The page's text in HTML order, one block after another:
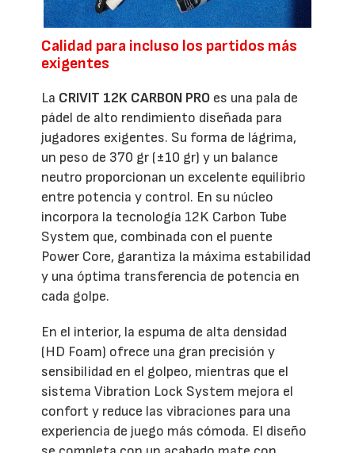
Calidad para incluso los partidos más
exigentes
La CRIVIT 12K CARBON PRO es una pala de
pádel de alto rendimiento diseñada para
jugadores exigentes. Su forma de lágrima,
un peso de 370 gr (±10 gr) y un balance
neutro proporcionan un excelente equilibrio
entre potencia y control. En su núcleo
incorpora la tecnología 12K Carbon Tube
System que, combinada con el puente
Power Core, garantiza la máxima estabilidad
y una óptima transferencia de potencia en
cada golpe.
En el interior, la espuma de alta densidad
(HD Foam) ofrece una gran precisión y
sensibilidad en el golpeo, mientras que el
sistema Vibration Lock System mejora el
confort y reduce las vibraciones para una
experiencia de juego más cómoda. El diseño